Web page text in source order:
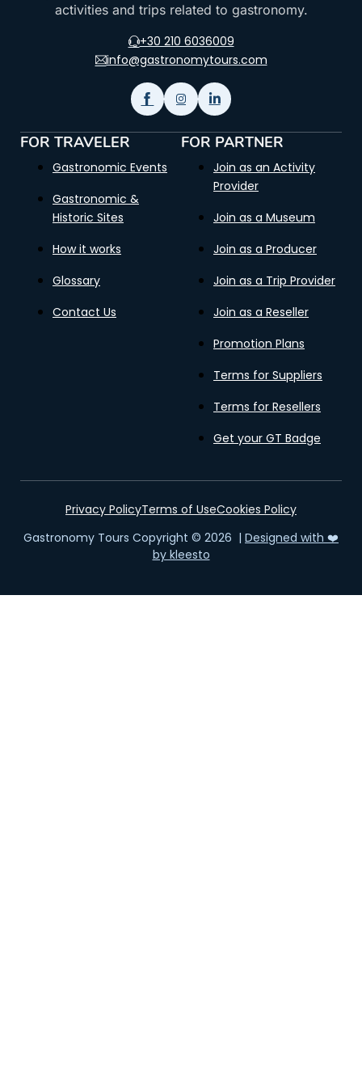
activities and trips related to gastronomy.
+30 210 6036009
info@gastronomytours.com
FOR TRAVELER
Gastronomic Events
Gastronomic &
Historic Sites
How it works
Glossary
Contact Us
FOR PARTNER
Join as an Activity
Provider
Join as a Museum
Join as a Producer
Join as a Trip Provider
Join as a Reseller
Promotion Plans
Terms for Suppliers
Terms for Resellers
Get your GT Badge
Gastronomy Tours Copyright © 2026 | Designed with ❤️
by kleesto
Privacy PolicyTerms of UseCookies Policy